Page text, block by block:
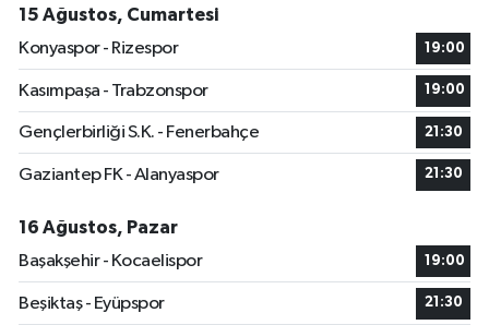
15 Ağustos, Cumartesi
Konyaspor - Rizespor
19:00
Kasımpaşa - Trabzonspor 19:00
Gençlerbirliği S.K. - Fenerbahçe 21:30
Gaziantep FK - Alanyaspor 21:30
16 Ağustos, Pazar
Başakşehir - Kocaelispor
19:00
Beşiktaş - Eyüpspor 21:30